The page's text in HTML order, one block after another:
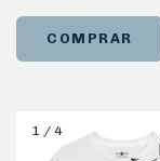
COMPRAR
1 / 4